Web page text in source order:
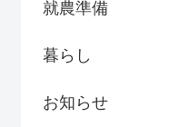
就農準備
暮らし
お知らせ